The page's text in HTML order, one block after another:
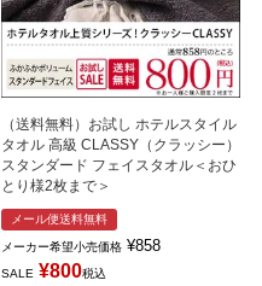
（送料無料）お試し ホテルスタイル
タオル 高級 CLASSY（クラッシー）
スタンダード フェイスタオル＜おひ
とり様2枚まで＞
メール便送料無料
メーカー希望小売価格 ¥858
SALE ¥800税込